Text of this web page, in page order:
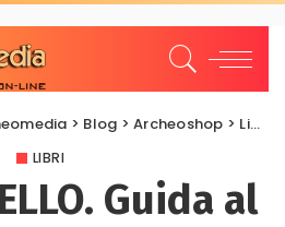
> Blog >Archeoshop > Libri
LIBRI
Guida al